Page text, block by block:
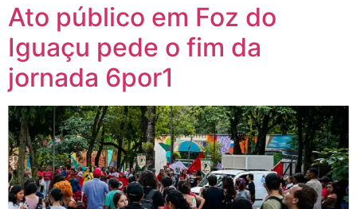
Ato público em Foz do
Iguaçu pede o fim da
jornada 6por1